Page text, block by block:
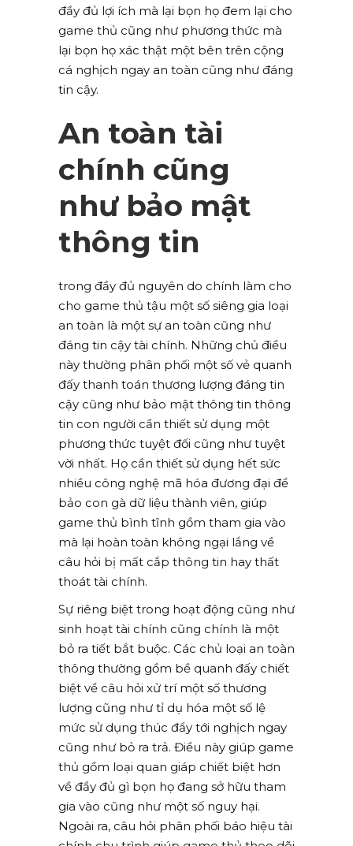
đầy đủ lợi ích mà lại bọn họ đem lại cho
game thủ cũng như phương thức mà
lại bọn họ xác thật một bên trên cộng
cá nghịch ngay an toàn cũng như đáng
tin cậy.
An toàn tài
chính cũng
như bảo mật
thông tin
trong đầy đủ nguyên do chính làm cho
cho game thủ tậu một số siêng gia loại
an toàn là một sự an toàn cũng như
đáng tin cậy tài chính. Những chủ điều
này thường phân phối một số vẻ quanh
đấy thanh toán thương lượng đáng tin
cậy cũng như bảo mật thông tin thông
tin con người cần thiết sử dụng một
phương thức tuyệt đối cũng như tuyệt
vời nhất. Họ cần thiết sử dụng hết sức
nhiều công nghệ mã hóa đương đại để
bảo con gà dữ liệu thành viên, giúp
game thủ bình tĩnh gồm tham gia vào
mà lại hoàn toàn không ngại lắng về
câu hỏi bị mất cắp thông tin hay thất
thoát tài chính.
Sự riêng biệt trong hoạt động cũng như
sinh hoạt tài chính cũng chính là một
bỏ ra tiết bắt buộc. Các chủ loại an toàn
thông thường gồm bề quanh đấy chiết
biệt về câu hỏi xử trí một số thương
lượng cũng như tỉ dụ hóa một số lệ
mức sử dụng thúc đẩy tới nghịch ngay
cũng như bỏ ra trả. Điều này giúp game
thủ gồm loại quan giáp chiết biệt hơn
về đầy đủ gì bọn họ đang sở hữu tham
gia vào cũng như một số nguy hại.
Ngoài ra, câu hỏi phân phối báo hiệu tài